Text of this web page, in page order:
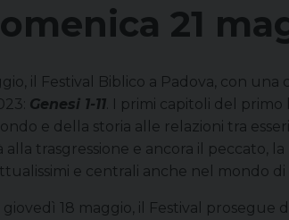
21
il Festival Biblico a Padova, con
Genesi 1-11 . I primi capitoli del
e della storia alle relazioni tra
trasgressione e ancora il peccato,
e centrali anche nel mondo di
18 maggio, il Festival prosegue